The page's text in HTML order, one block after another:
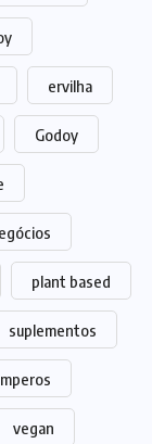
ervilha
Godoy
plant based
suplementos
vegan